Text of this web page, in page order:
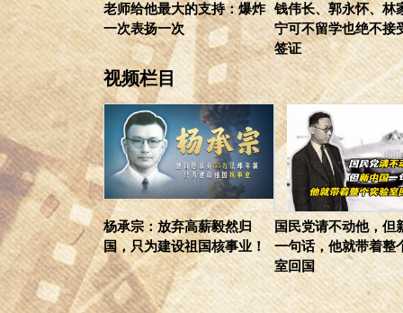
老师给他最大的支持：爆炸
一次表扬一次
钱伟长、郭永怀、林
宁可不留学也绝不接
签证
视频栏目
杨承宗：放弃高薪毅然归
国，只为建设祖国核事业！
国民党请不动他，但
一句话，他就带着整
室回国